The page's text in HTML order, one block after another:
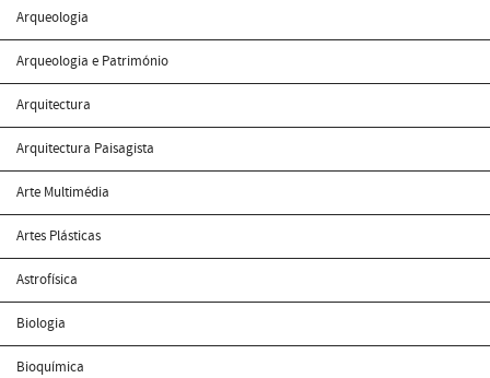
Arqueologia
Arqueologia e Património
Arquitectura
Arquitectura Paisagista
Arte Multimédia
Artes Plásticas
Astrofísica
Biologia
Bioquímica